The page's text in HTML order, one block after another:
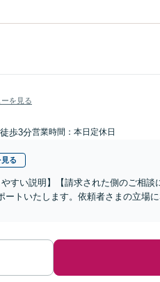
を見る
歩3分営業時間：本日定休日
る
やすい説明】【請求された側のご相
ートいたします。依頼者さまの立場